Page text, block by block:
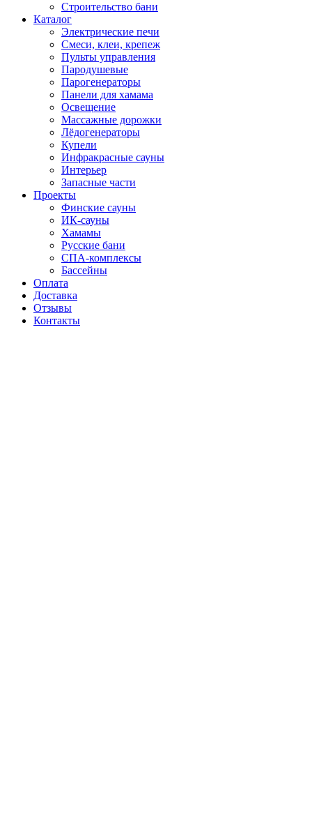
Строительство бани
Каталог
Электрические печи
Смеси, клеи, крепеж
Пульты управления
Пародушевые
Парогенераторы
Панели для хамама
Освещение
Массажные дорожки
Лёдогенераторы
Купели
Инфракрасные сауны
Интерьер
Запасные части
Проекты
Финские сауны
ИК-сауны
Хамамы
Русские бани
СПА-комплексы
Бассейны
Оплата
Доставка
Отзывы
Контакты